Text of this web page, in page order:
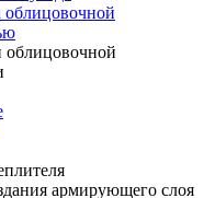
облицовочной
облицовочной
армирующего слоя